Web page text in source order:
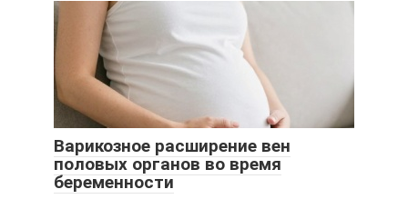
Варикозное расширение вен
половых органов во время
беременности